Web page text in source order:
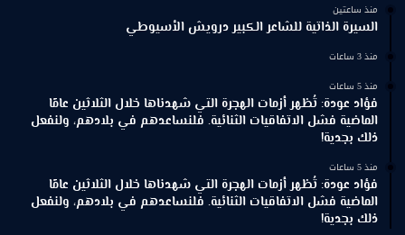
منذ ساعتين
السيرة الذاتية للشاعر الكبير درويش الأسيوطي
منذ 3 ساعات
منذ 5 ساعات
فؤاد عودة: تُظهر أزمات الهجرة التي شهدناها خلال الثلاثين عامًا
الماضية فشل الاتفاقيات الثنائية. فلنساعدهم في بلادهم، ولنفعل
ذلك بجدية!
منذ 5 ساعات
فؤاد عودة: تُظهر أزمات الهجرة التي شهدناها خلال الثلاثين عامًا
الماضية فشل الاتفاقيات الثنائية. فلنساعدهم في بلادهم، ولنفعل
ذلك بجدية!